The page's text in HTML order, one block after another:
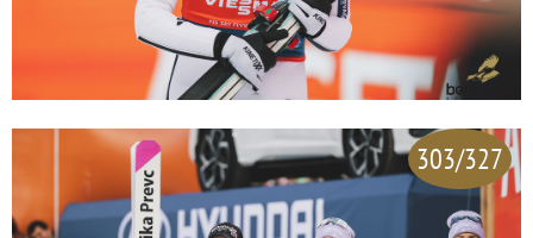
303/327